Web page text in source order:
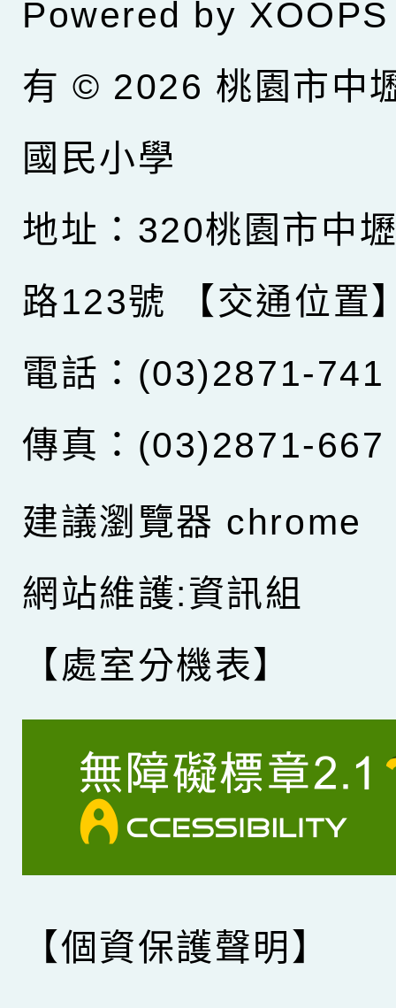
Powered by XOOPS
有 © 2026 桃園市中
國民小學
地址：320桃園市中
路123號
【交通位置
電話：(03)2871-741
傳真：(03)2871-667
建議瀏覽器 chrome
網站維護:資訊組
【處室分機表】
【個資保護聲明】